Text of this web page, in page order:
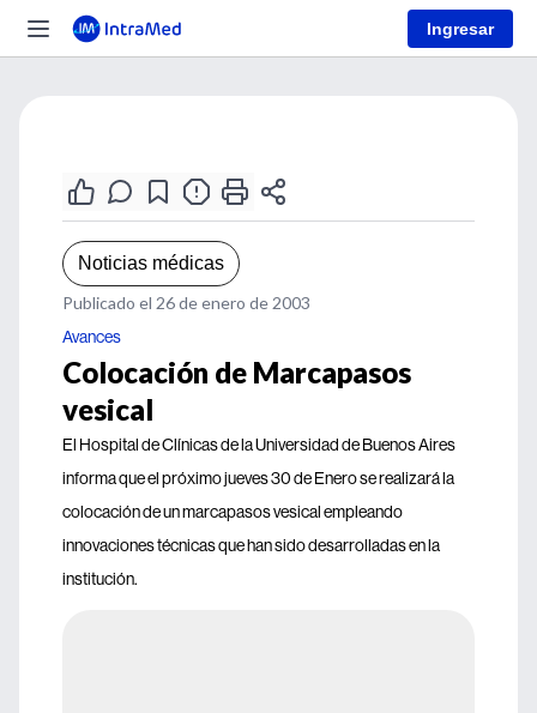
Ingresar
Noticias médicas
Publicado el 26 de enero de 2003
Avances
Colocación de Marcapasos
vesical
El Hospital de Clínicas de la Universidad de Buenos Aires
informa que el próximo jueves 30 de Enero se realizará la
colocación de un marcapasos vesical empleando
innovaciones técnicas que han sido desarrolladas en la
institución.